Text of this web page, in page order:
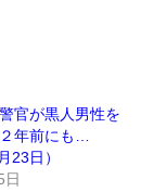
官が黒人男性を
年前にも…
23日）
日